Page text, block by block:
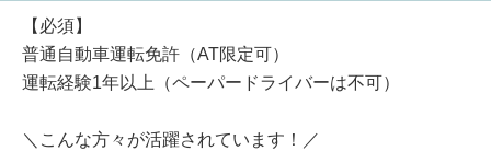
【必須】
普通自動車運転免許（AT限定可）
運転経験1年以上（ペーパードライバーは不可）
＼こんな方々が活躍されています！／